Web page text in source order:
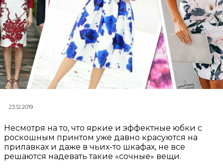
23.12.2019
Несмотря на то, что яркие и эффектные юбки с
роскошным принтом уже давно красуются на
прилавках и даже в чьих-то шкафах, не все
решаются надевать такие «сочные» вещи.